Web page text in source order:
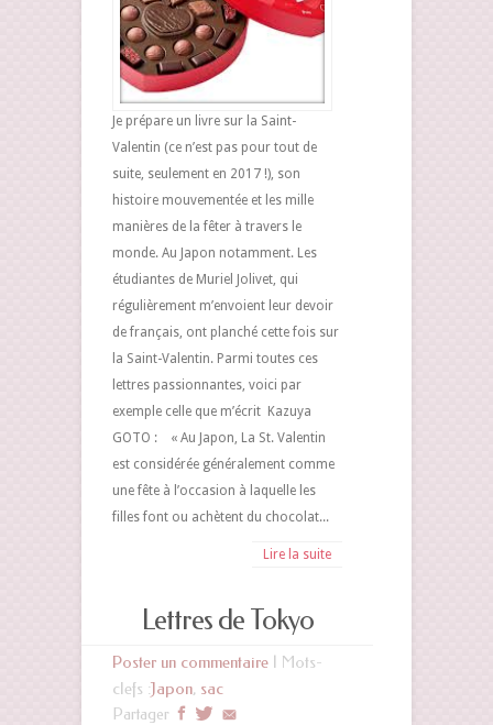
Je prépare un livre sur la Saint-
Valentin (ce n’est pas pour tout de
suite, seulement en 2017 !), son
histoire mouvementée et les mille
manières de la fêter à travers le
monde. Au Japon notamment. Les
étudiantes de Muriel Jolivet, qui
régulièrement m’envoient leur devoir
de français, ont planché cette fois sur
la Saint-Valentin. Parmi toutes ces
lettres passionnantes, voici par
exemple celle que m’écrit Kazuya
GOTO : « Au Japon, La St. Valentin
est considérée généralement comme
une fête à l’occasion à laquelle les
filles font ou achètent du chocolat...
Lire la suite
Lettres de Tokyo
Poster un commentaire | Mots-
clefs :Japon, sac
Partager